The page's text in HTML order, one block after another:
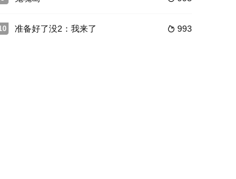
东西.....
相识7天，二人还是闪电结婚。然而好景不长，男子在潜水中
五年”高中生活的第一天，阴错阳差救了绰号小公主的徐立汉(
 993
准备好了没2：我来了